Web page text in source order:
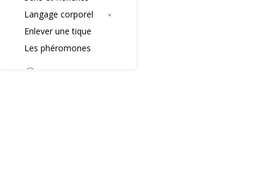
Langage corporel
Enlever une tique
Les phéromones